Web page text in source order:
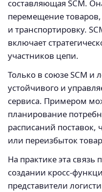
составляющая SCM.
перемещение
и транспортировку.
включает
участников цепи.
Только в союзе SCM и
устойчивого и
сервиса. Примером
планирование
расписаний поставок,
или переизбыток
На практике эта связь
создании кросс-
представители